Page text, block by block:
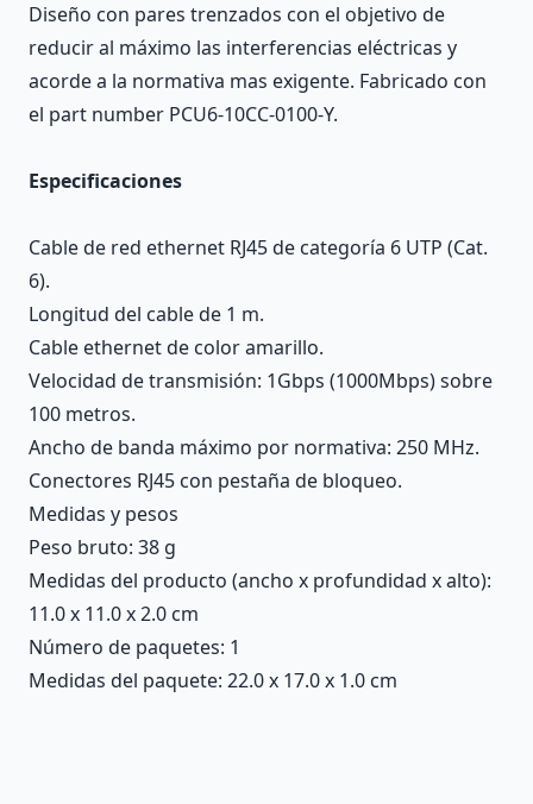
Diseño con pares trenzados con el objetivo de
reducir al máximo las interferencias eléctricas y
acorde a la normativa mas exigente. Fabricado con
el part number PCU6-10CC-0100-Y.
Especificaciones
Cable de red ethernet RJ45 de categoría 6 UTP (Cat.
6).
Longitud del cable de 1 m.
Cable ethernet de color amarillo.
Velocidad de transmisión: 1Gbps (1000Mbps) sobre
100 metros.
Ancho de banda máximo por normativa: 250 MHz.
Conectores RJ45 con pestaña de bloqueo.
Medidas y pesos
Peso bruto: 38 g
Medidas del producto (ancho x profundidad x alto):
11.0 x 11.0 x 2.0 cm
Número de paquetes: 1
Medidas del paquete: 22.0 x 17.0 x 1.0 cm